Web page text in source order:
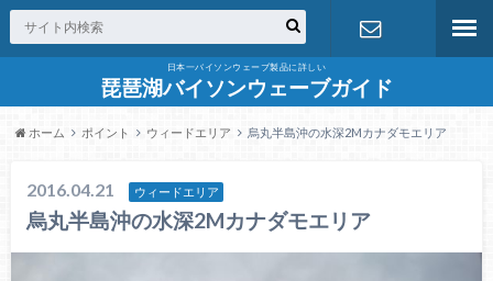
日本一バイソンウェーブ製品に詳しい
琵琶湖バイソンウェーブガイド
お問合せ
ホーム ポイント ウィードエリア 烏丸半島沖の水深2Mカナダモエリア
2016.04.21 ウィードエリア
烏丸半島沖の水深2Mカナダモエリア